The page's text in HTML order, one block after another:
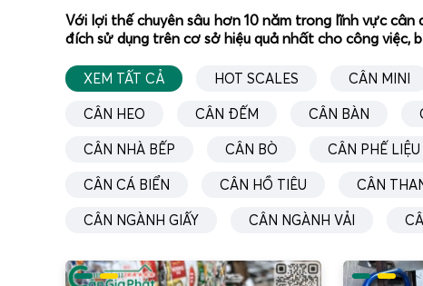
Với lợi thế chuyên sâu hơn 10 năm trong lĩnh vực
đích sử dụng trên cơ sở hiệu quả nhất cho công
XEM TẤT CẢ HOT SCALES CÂN MINI
CÂN HEO CÂN ĐẾM CÂN BÀN
CÂN NHÀ BẾP CÂN BÒ CÂN PHẾ LIỆU
CÂN CÁ BIỂN CÂN HỒ TIÊU CÂN
CÂN NGÀNH GIẤY CÂN NGÀNH VẢI